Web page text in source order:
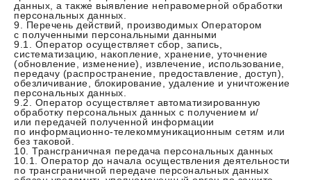
данных, а также выявление неправомерной обработки
персональных данных.
9. Перечень действий, производимых Оператором
с полученными персональными данными
9.1. Оператор осуществляет сбор, запись,
систематизацию, накопление, хранение, уточнение
(обновление, изменение), извлечение, использование,
передачу (распространение, предоставление, доступ),
обезличивание, блокирование, удаление и уничтожение
персональных данных.
9.2. Оператор осуществляет автоматизированную
обработку персональных данных с получением и/
или передачей полученной информации
по информационно-телекоммуникационным сетям или
без таковой.
10. Трансграничная передача персональных данных
10.1. Оператор до начала осуществления деятельности
по трансграничной передаче персональных данных